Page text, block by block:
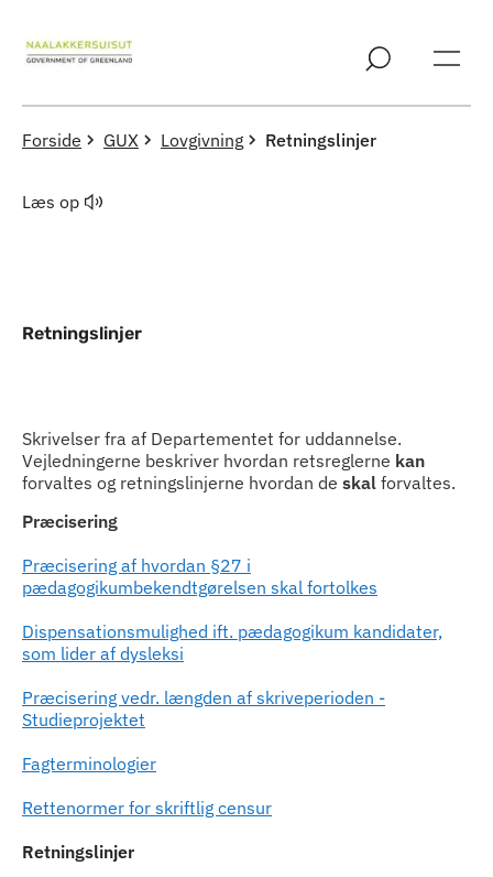
Forside GUX Lovgivning Retningslinjer
Læs op
Retningslinjer
Indhold
Skrivelser fra af Departementet for uddannelse.
Vejledningerne beskriver hvordan retsreglerne kan
forvaltes og retningslinjerne hvordan de skal forvaltes.
Præcisering
Præcisering af hvordan §27 i
pædagogikumbekendtgørelsen skal fortolkes
Dispensationsmulighed ift. pædagogikum kandidater,
som lider af dysleksi
Præcisering vedr. længden af skriveperioden -
Studieprojektet
Fagterminologier
Rettenormer for skriftlig censur
Retningslinjer